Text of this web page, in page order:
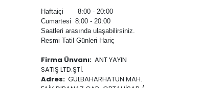
Haftaiçi 8:00 - 20:00
Cumartesi 8:00 - 20:00
Saatleri arasında ulaşabilirsiniz.
Resmi Tatil Günleri Hariç
Firma Ünvanı: ANT YAYIN
SATIŞ LTD.ŞTİ.
Adres: GÜLBAHARHATUN MAH.